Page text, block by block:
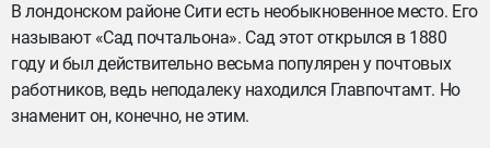
В лондонском районе Сити есть необыкновенное место. Его
называют «Сад почтальона». Сад этот открылся в 1880
году и был действительно весьма популярен у почтовых
работников, ведь неподалеку находился Главпочтамт. Но
знаменит он, конечно, не этим.